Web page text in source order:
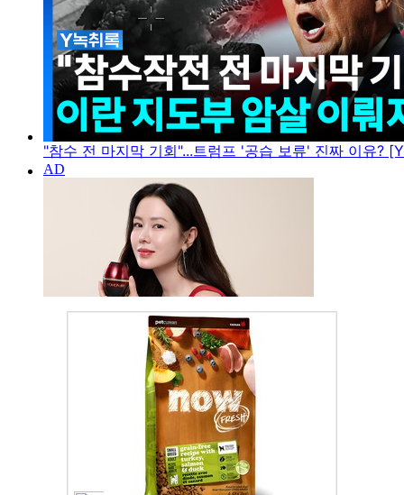
"참수 전 마지막 기회"...트럼프 '공습 보류' 진짜 이유?